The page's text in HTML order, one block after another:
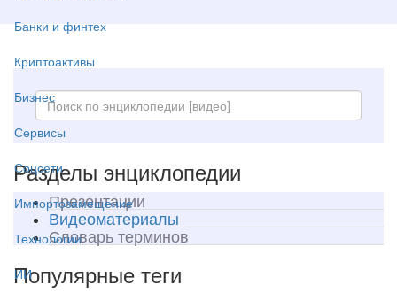
Банки и финтех
Криптоактивы
Бизнес
Сервисы
Соцсети
Импортозамещение
Технологии
ИИ
Разделы энциклопедии
Презентации
Видеоматериалы
Словарь терминов
Популярные теги